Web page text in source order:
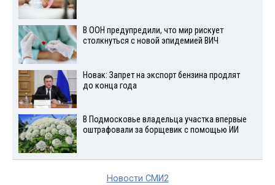
В ООН предупредили, что мир рискует
столкнуться с новой эпидемией ВИЧ
Новак: Запрет на экспорт бензина продлят
до конца года
В Подмосковье владельца участка впервые
оштрафовали за борщевик с помощью ИИ
Новости СМИ2